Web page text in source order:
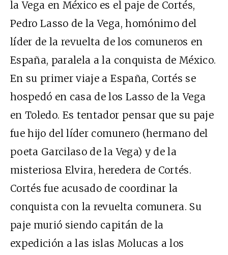
la Vega en México es el paje de Cortés,
Pedro Lasso de la Vega, homónimo del
líder de la revuelta de los comuneros en
España, paralela a la conquista de México.
En su primer viaje a España, Cortés se
hospedó en casa de los Lasso de la Vega
en Toledo. Es tentador pensar que su paje
fue hijo del líder comunero (hermano del
poeta Garcilaso de la Vega) y de la
misteriosa Elvira, heredera de Cortés.
Cortés fue acusado de coordinar la
conquista con la revuelta comunera. Su
paje murió siendo capitán de la
expedición a las islas Molucas a los